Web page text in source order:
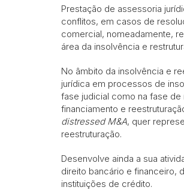
Prestação de assessoria
conflitos, em casos de
comercial, nomeadamente,
área da insolvência e
No âmbito da insolvência e
jurídica em processos de
fase judicial como na fase
financiamento e
distressed M&A, quer
reestruturação.
Desenvolve ainda a sua
direito bancário e financeiro,
instituições de crédito.